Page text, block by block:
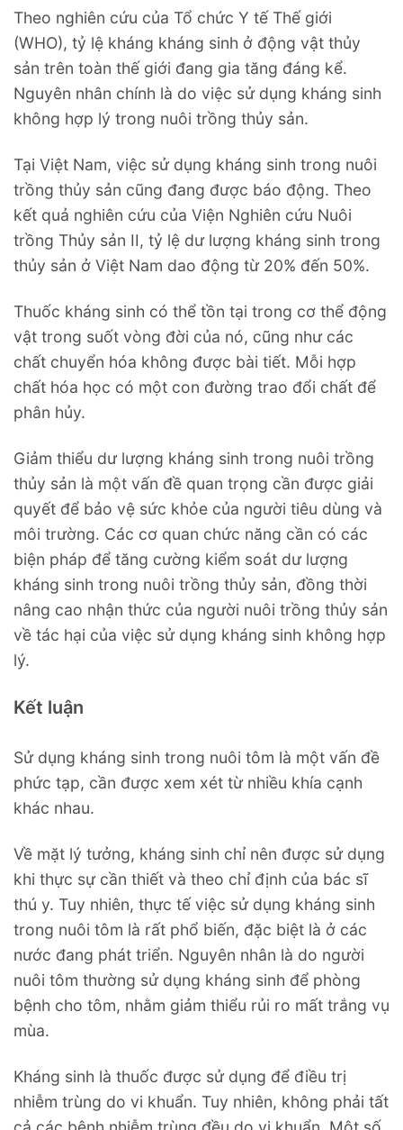
Theo nghiên cứu của Tổ chức Y tế Thế giới
(WHO), tỷ lệ kháng kháng sinh ở động vật thủy
sản trên toàn thế giới đang gia tăng đáng kể.
Nguyên nhân chính là do việc sử dụng kháng sinh
không hợp lý trong nuôi trồng thủy sản.
Tại Việt Nam, việc sử dụng kháng sinh trong nuôi
trồng thủy sản cũng đang được báo động. Theo
kết quả nghiên cứu của Viện Nghiên cứu Nuôi
trồng Thủy sản II, tỷ lệ dư lượng kháng sinh trong
thủy sản ở Việt Nam dao động từ 20% đến 50%.
Thuốc kháng sinh có thể tồn tại trong cơ thể động
vật trong suốt vòng đời của nó, cũng như các
chất chuyển hóa không được bài tiết. Mỗi hợp
chất hóa học có một con đường trao đổi chất để
phân hủy.
Giảm thiểu dư lượng kháng sinh trong nuôi trồng
thủy sản là một vấn đề quan trọng cần được giải
quyết để bảo vệ sức khỏe của người tiêu dùng và
môi trường. Các cơ quan chức năng cần có các
biện pháp để tăng cường kiểm soát dư lượng
kháng sinh trong nuôi trồng thủy sản, đồng thời
nâng cao nhận thức của người nuôi trồng thủy sản
về tác hại của việc sử dụng kháng sinh không hợp
lý.
Kết luận
Sử dụng kháng sinh trong nuôi tôm là một vấn đề
phức tạp, cần được xem xét từ nhiều khía cạnh
khác nhau.
Về mặt lý tưởng, kháng sinh chỉ nên được sử dụng
khi thực sự cần thiết và theo chỉ định của bác sĩ
thú y. Tuy nhiên, thực tế việc sử dụng kháng sinh
trong nuôi tôm là rất phổ biến, đặc biệt là ở các
nước đang phát triển. Nguyên nhân là do người
nuôi tôm thường sử dụng kháng sinh để phòng
bệnh cho tôm, nhằm giảm thiểu rủi ro mất trắng vụ
mùa.
Kháng sinh là thuốc được sử dụng để điều trị
nhiễm trùng do vi khuẩn. Tuy nhiên, không phải tất